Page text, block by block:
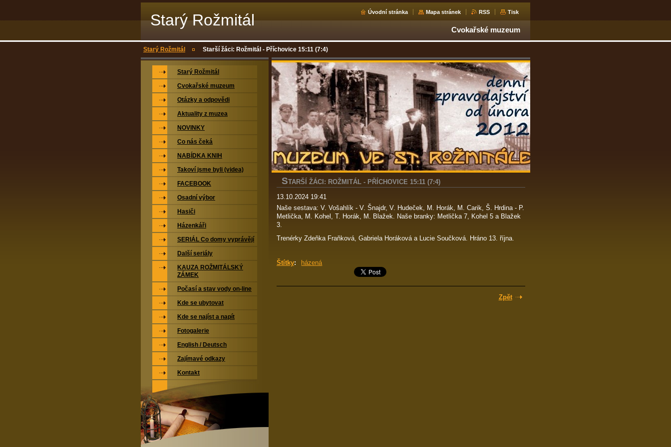
Starý Rožmitál Úvodní stránka Mapa stránek RSS Tisk
Cvokařské muzeum
Starý Rožmitál Starší žáci: Rožmitál - Příchovice 15:11 (7:4)
STARŠÍ ŽÁCI: ROŽMITÁL - PŘÍCHOVICE 15:11 (7:4)
13.10.2024 19:41
Naše sestava: V. Vošahlík - V. Šnajdr, V. Hudeček, M. Horák, M. Carik, Š. Hrdina - P.
Metlička, M. Kohel, T. Horák, M. Blažek. Naše branky: Metlička 7, Kohel 5 a Blažek
3.
Trenérky Zdeňka Fraňková, Gabriela Horáková a Lucie Součková. Hráno 13. října.
Štítky: házená
Zpět
Starý Rožmitál
Cvokařské muzeum
Otázky a odpovědi
Aktuality z muzea
NOVINKY
Co nás čeká
NABÍDKA KNIH
Takoví jsme byli (videa)
FACEBOOK
Osadní výbor
Hasiči
Házenkáři
SERIÁL Co domy vyprávějí
Další seriály
KAUZA ROŽMITÁLSKÝ
ZÁMEK
Počasí a stav vody on-line
Kde se ubytovat
Kde se najíst a napít
Fotogalerie
English / Deutsch
Zajímavé odkazy
Kontakt